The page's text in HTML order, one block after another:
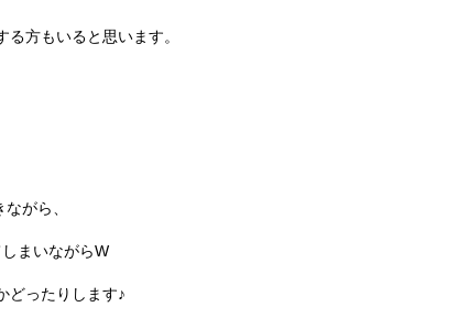
る方もいると思います。
がら、
まいながらW
どったりします♪